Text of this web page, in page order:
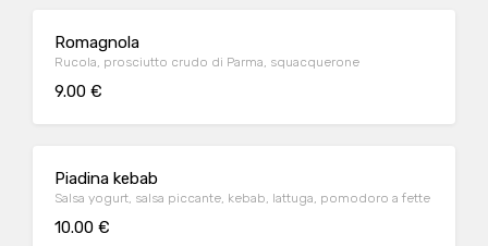
Romagnola
Rucola, prosciutto crudo di Parma, squacquerone
9.00 €
Piadina kebab
Salsa yogurt, salsa piccante, kebab, lattuga, pomodoro a fette
10.00 €